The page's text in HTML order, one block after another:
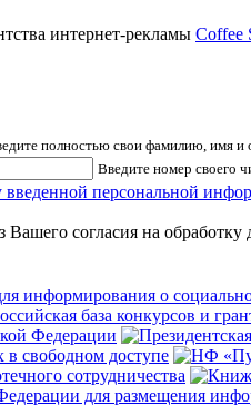
интернет-рекламы Coffee
полностью свои фамилию, имя и
Введите номер своего
введенной персональной
Вашего согласия на